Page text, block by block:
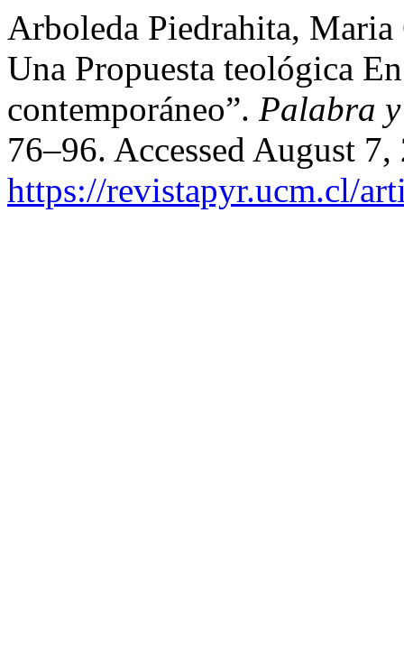
Arboleda Piedrahita,
Una Propuesta teológica
contemporáneo”. Palabra
76–96. Accessed August 7,
https://revistapyr.ucm.cl/